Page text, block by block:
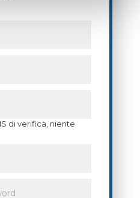
di verifica, niente